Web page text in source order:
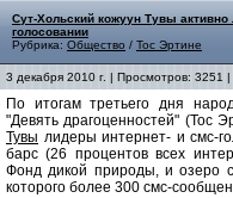
Сут-Хольский кожуун Тувы
голосовании
Рубрика: Общество / Тос Эртине
3 декабря 2010 г. | Просмотров: 3251
По итогам третьего дня
"Девять драгоценностей" (Тос
Тувы лидеры интернет- и смс-
барс (26 процентов всех
Фонд дикой природы, и озеро
которого более 300 смс-